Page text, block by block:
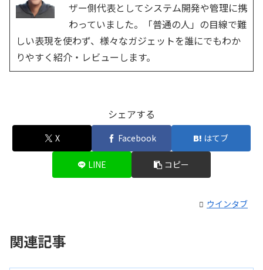
ザー側代表としてシステム開発や管理に携
わっていました。「普通の人」の目線で難
しい表現を使わず、様々なガジェットを誰にでもわか
りやすく紹介・レビューします。
シェアする
X Facebook はてブ
LINE コピー
ウインタブ
関連記事